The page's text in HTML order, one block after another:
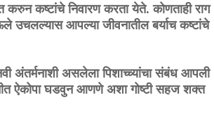
करुन कष्टांचे निवारण करता येते. कोणताही राग
उचलल्यास आपल्या जीवनातील बर्याच कष्टांचे
अंतर्मनाशी असलेला पिशाच्च्यांचा संबंध आपली
ऐकोपा घडवुन आणणे अशा गोष्टी सहज शक्त